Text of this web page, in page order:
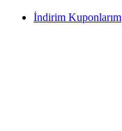
İndirim Kuponlarım